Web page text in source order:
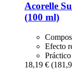
Acorelle
(100 ml)
Efecto
18,19 €